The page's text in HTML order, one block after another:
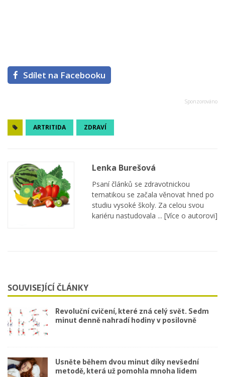
Sdílet na Facebooku
ARTRITIDA ZDRAVÍ
Lenka Burešová
Psaní článků se zdravotnickou
tematikou se začala věnovat hned po
studiu vysoké školy. Za celou svou
kariéru nastudovala ... [Více o autorovi]
SOUVISEJÍCÍ ČLÁNKY
Revoluční cvičení, které zná celý svět. Sedm
minut denně nahradí hodiny v posilovně
Usněte během dvou minut díky nevšední
metodě, která už pomohla mnoha lidem